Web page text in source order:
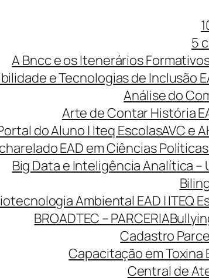
5
A Bncc e os Itenerários Formativos
e Tecnologias de Inclusão
Análise do
Arte de Contar História
do Aluno | Iteq EscolasAVC e
EAD em Ciências Políticas
Big Data e Inteligência Analítica –
Ambiental EAD | ITEQ
BROADTEC – PARCERIA
Cadastro
Capacitação em Toxina
Central de